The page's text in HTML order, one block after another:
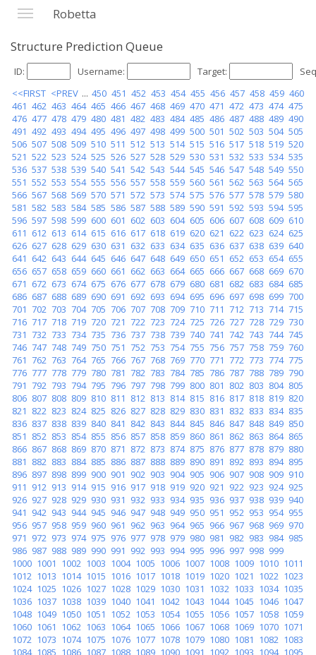
Robetta
Structure Prediction Queue
ID: Username: Target:
<<FIRST <PREV ... 450 451 452 453 454 455 456 457 458 459 460
461 462 463 464 465 466 467 468 469 470 471 472 473 474 475
476 477 478 479 480 481 482 483 484 485 486 487 488 489 490
491 492 493 494 495 496 497 498 499 500 501 502 503 504 505
506 507 508 509 510 511 512 513 514 515 516 517 518 519 520
521 522 523 524 525 526 527 528 529 530 531 532 533 534 535
536 537 538 539 540 541 542 543 544 545 546 547 548 549 550
551 552 553 554 555 556 557 558 559 560 561 562 563 564 565
566 567 568 569 570 571 572 573 574 575 576 577 578 579 580
581 582 583 584 585 586 587 588 589 590 591 592 593 594 595
596 597 598 599 600 601 602 603 604 605 606 607 608 609 610
611 612 613 614 615 616 617 618 619 620 621 622 623 624 625
626 627 628 629 630 631 632 633 634 635 636 637 638 639 640
641 642 643 644 645 646 647 648 649 650 651 652 653 654 655
656 657 658 659 660 661 662 663 664 665 666 667 668 669 670
671 672 673 674 675 676 677 678 679 680 681 682 683 684 685
686 687 688 689 690 691 692 693 694 695 696 697 698 699 700
701 702 703 704 705 706 707 708 709 710 711 712 713 714 715
716 717 718 719 720 721 722 723 724 725 726 727 728 729 730
731 732 733 734 735 736 737 738 739 740 741 742 743 744 745
746 747 748 749 750 751 752 753 754 755 756 757 758 759 760
761 762 763 764 765 766 767 768 769 770 771 772 773 774 775
776 777 778 779 780 781 782 783 784 785 786 787 788 789 790
791 792 793 794 795 796 797 798 799 800 801 802 803 804 805
806 807 808 809 810 811 812 813 814 815 816 817 818 819 820
821 822 823 824 825 826 827 828 829 830 831 832 833 834 835
836 837 838 839 840 841 842 843 844 845 846 847 848 849 850
851 852 853 854 855 856 857 858 859 860 861 862 863 864 865
866 867 868 869 870 871 872 873 874 875 876 877 878 879 880
881 882 883 884 885 886 887 888 889 890 891 892 893 894 895
896 897 898 899 900 901 902 903 904 905 906 907 908 909 910
911 912 913 914 915 916 917 918 919 920 921 922 923 924 925
926 927 928 929 930 931 932 933 934 935 936 937 938 939 940
941 942 943 944 945 946 947 948 949 950 951 952 953 954 955
956 957 958 959 960 961 962 963 964 965 966 967 968 969 970
971 972 973 974 975 976 977 978 979 980 981 982 983 984 985
986 987 988 989 990 991 992 993 994 995 996 997 998 999
1000 1001 1002 1003 1004 1005 1006 1007 1008 1009 1010 1011
1012 1013 1014 1015 1016 1017 1018 1019 1020 1021 1022 1023
1024 1025 1026 1027 1028 1029 1030 1031 1032 1033 1034 1035
1036 1037 1038 1039 1040 1041 1042 1043 1044 1045 1046 1047
1048 1049 1050 1051 1052 1053 1054 1055 1056 1057 1058 1059
1060 1061 1062 1063 1064 1065 1066 1067 1068 1069 1070 1071
1072 1073 1074 1075 1076 1077 1078 1079 1080 1081 1082 1083
1084 1085 1086 1087 1088 1089 1090 1091 1092 1093 1094 1095